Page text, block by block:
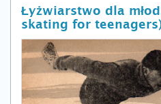
Łyżwiarstwo dla
skating for